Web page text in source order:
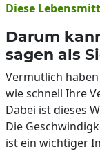
Diese
Darum
sagen als
Vermutlich
wie schnell Ihre
Dabei ist dieses
Die
ist ein wichtiger